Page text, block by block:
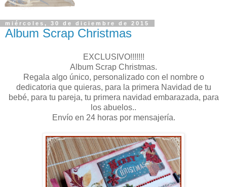
miércoles, 30 de diciembre de 2015
Album Scrap Christmas
EXCLUSIVO!!!!!!!
Album Scrap Christmas.
Regala algo único, personalizado con el nombre o
dedicatoria que quieras, para la primera Navidad de tu
bebé, para tu pareja, tu primera navidad embarazada, para
los abuelos..
Envío en 24 horas por mensajería.